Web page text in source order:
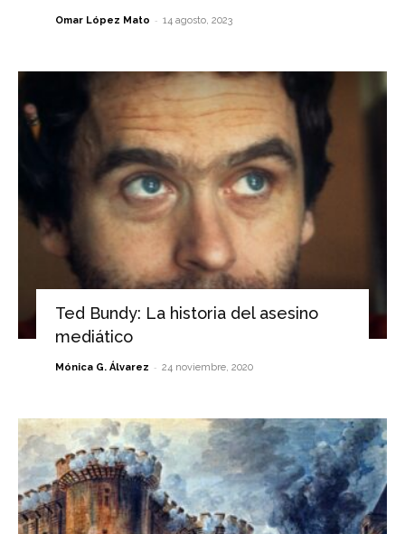
Omar López Mato - 14 agosto, 2023
Ted Bundy: La historia del asesino
mediático
Mónica G. Álvarez - 24 noviembre, 2020